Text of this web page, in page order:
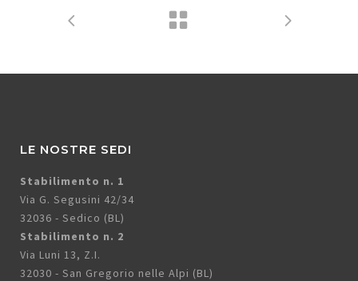
LE NOSTRE SEDI
Stabilimento n. 1
Via G. Segusini 42/34
32036 - Sedico (BL)
Stabilimento n. 2
Via Luni 13, Z.I.
32030 - San Gregorio nelle Alpi (BL)